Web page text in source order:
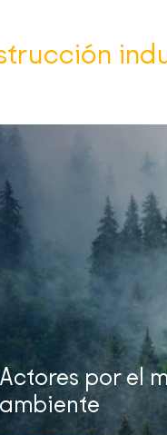
Actores por el
ambiente